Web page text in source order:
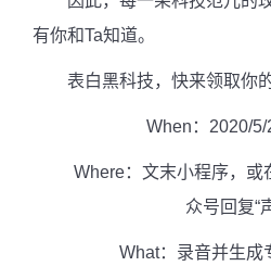
有你和Ta知道。
表白黑科技，快来领取你的
When ： 2020/
Where：文末小程序，或
众号回复“
What：录音并生成